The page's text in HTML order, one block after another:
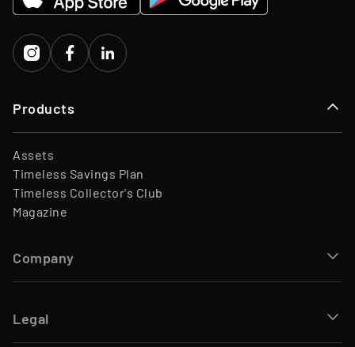
Products
Assets
Timeless Savings Plan
Timeless Collector's Club
Magazine
Company
Legal